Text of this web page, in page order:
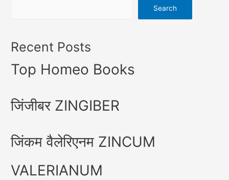
Search
Recent Posts
Top Homeo Books
जिंजीबर ZINGIBER
जिंकम वैलेरिएनम ZINCUM
VALERIANUM